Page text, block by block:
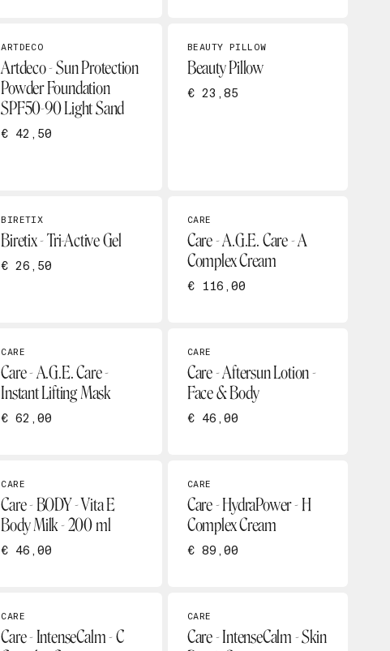
ARTDECO
Artdeco - Sun Protection
Powder Foundation
SPF50-90 Light Sand
€ 42,50
BEAUTY PILLOW
Beauty Pillow
€ 23,85
BIRETIX
Biretix - Tri-Active Gel
€ 26,50
CARE
Care - A.G.E. Care - A
Complex Cream
€ 116,00
CARE
Care - A.G.E. Care -
Instant Lifting Mask
€ 62,00
CARE
Care - Aftersun Lotion -
Face & Body
€ 46,00
CARE
Care - BODY - Vita E
Body Milk - 200 ml
€ 46,00
CARE
Care - HydraPower - H
Complex Cream
€ 89,00
CARE
Care - IntenseCalm - C
CARE
Care - IntenseCalm - Skin